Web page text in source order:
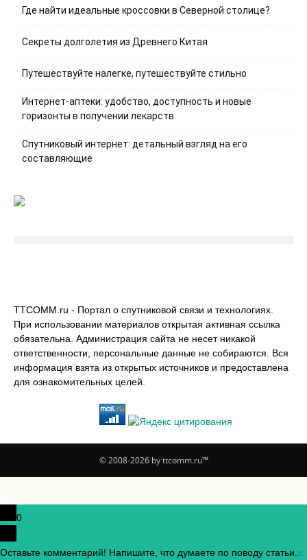
Где найти идеальные кроссовки в Северной столице?
Секреты долголетия из Древнего Китая
Путешествуйте налегке, путешествуйте стильно
Интернет-аптеки: удобство, доступность и новые
горизонты в получении лекарств
Спутниковый интернет: детальный взгляд на его
составляющие
TTCOMM.ru - Портал о спутниковой связи и технологиях.
При использовании материалов открытая активная ссылка
обязательна. Администрация сайта не несет никакой
ответственности, персональные данные не собираются. Вся
информация взята из открытых источников и предоставлена
для ознакомительных целей.
© 2008-2026 by ttcomm.ru™
0
Оставьте комментарий! Напишите, что думаете по поводу статьи. x